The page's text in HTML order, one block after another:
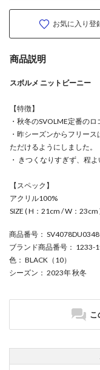
お気に入り登
商品説明
スボルメ ニットビーニー
【特徴】
・秋冬のSVOLME定番のロ
・昨シーズンからフリー
ただけるようにしました。
・ きつくなりすぎず、程
【スペック】
アクリル100%
SIZE ( H：21cm / W：23cm
商品番号 ：
ブランド商品番号 ： 1233-
色 ： BLACK（10）
シーズン ： 2023年 秋冬
こ